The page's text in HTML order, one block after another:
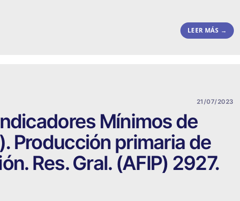
LEER MÁS →
21/07/2023
Mínimos de
Producción primaria de
Res. Gral. (AFIP) 2927.